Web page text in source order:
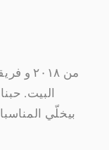
من
البيت.
بيخلّي